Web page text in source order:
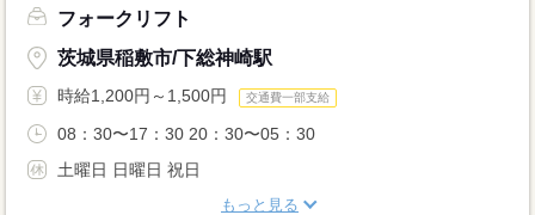
フォークリフト
茨城県稲敷市/下総神崎駅
時給1,200円～1,500円 交通費一部支給
08：30〜17：30 20：30〜05：30
土曜日 日曜日 祝日
もっと見る